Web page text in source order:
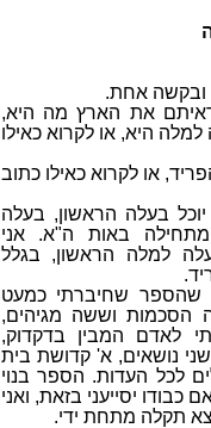
ובקשה אחת.
את הארץ מה היא,
היא, או לקרוא כאילו
או לקרוא כאילו כתוב
בעלה הראשון, בעלה
באות ה"א. אני
למלה הראשון, בגלל
שהספר שחיברתי כמעט
וששה מגיהים,
לאדם המבין בדקדוק,
נושאים, א' קדושת בית
לכל העדות. הספר בנוי
כבודו יסייעני בזאת, ואני
תקלה מתחת ידי.